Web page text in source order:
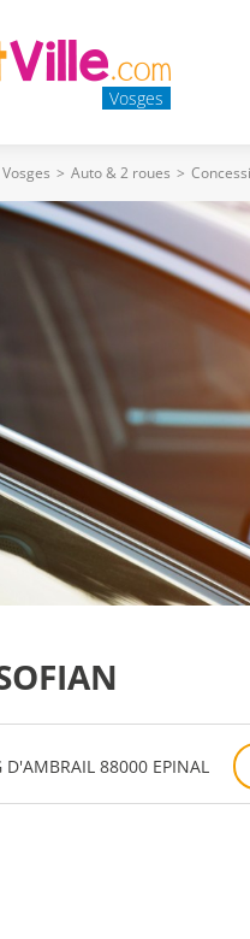
Vosges
> Auto & 2 roues >
D'AMBRAIL 88000 EPINAL